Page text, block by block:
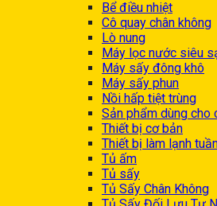
Bể điều nhiệt
Cô quay chân không
Lò nung
Máy lọc nước siêu
Máy sấy đông khô
Máy sấy phun
Nồi hấp tiệt trùng
Sản phẩm dùng cho
Thiết bị cơ bản
Thiết bị làm lạnh
Tủ ấm
Tủ sấy
Tủ Sấy Chân Không